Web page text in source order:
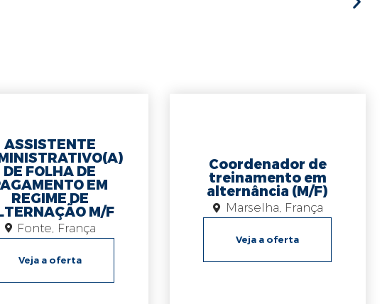
ASSISTENTE
DE FOLHA DE
EM
REGIME DE
M/F
Fonte França
Veja a oferta
Coordenador de
treinamento em
alternância (M/F)
Marselha, França
Veja a oferta